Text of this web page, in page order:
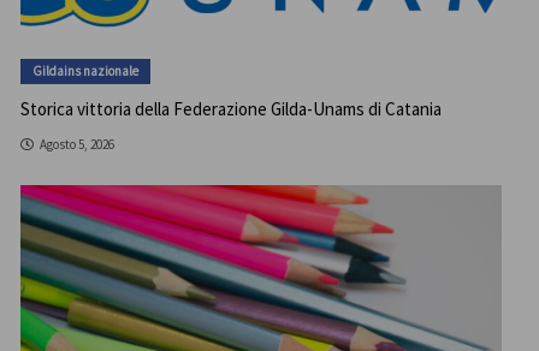
Gildains nazionale
Storica vittoria della Federazione Gilda-Unams di Catania
Agosto 5, 2026